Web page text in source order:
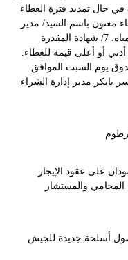
حال تمديد فترة العطاء
العطاء معنون باسم السيد/ مدير
عام هيئة الطرق والجسور ومصارف المياه. 7/ شهادة المقدرة
أدني أو أعلى قيمة للعطاء.
يوم السبت الموافق
بابكر السر بابكر مدير إدارة الشراء
على عقود الإيجار
المحامي والمستشار
أسلحة جديدة للجيش